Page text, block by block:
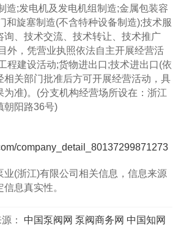
造;发电机及发电机组制造;金属包装容
和旋塞制造(不含特种设备制造);技术服
询、技术交流、技术转让、技术推广
外，凭营业执照依法自主开展经营活
程建设活动;货物进出口;技术进出口(依
相关部门批准后方可开展经营活动，具
为准)。(分支机构经营场所设在：浙江
朝阳路36号)
company_detail_80137299871273
(浙江)有限公司相关信息，信息来源
息真实性。
： 中国泵阀网 泵阀商务网 中国知网